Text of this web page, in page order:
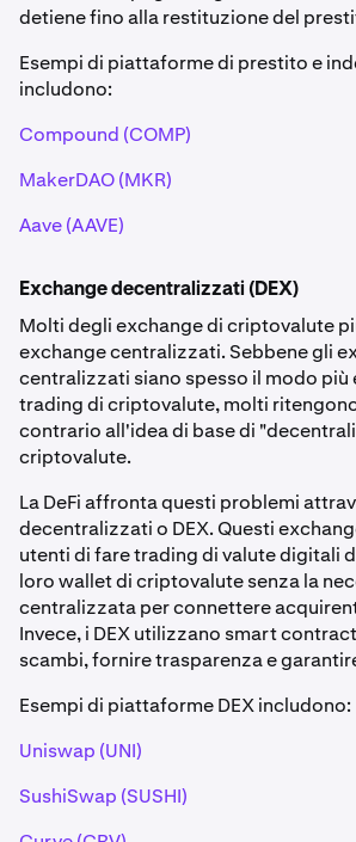
detiene fino alla restituzione del
Esempi di piattaforme di prestito e
includono:
Compound (COMP)
MakerDAO (MKR)
Aave (AAVE)
Exchange decentralizzati (DEX)
Molti degli exchange di criptovalute
exchange centralizzati. Sebbene gli
centralizzati siano spesso il modo
trading di criptovalute, molti
contrario all'idea di base di
criptovalute.
La DeFi affronta questi problemi
decentralizzati o DEX. Questi
utenti di fare trading di valute digitali
loro wallet di criptovalute senza la
centralizzata per connettere
Invece, i DEX utilizzano smart
scambi, fornire trasparenza e
Esempi di piattaforme DEX includono:
Uniswap (UNI)
SushiSwap (SUSHI)